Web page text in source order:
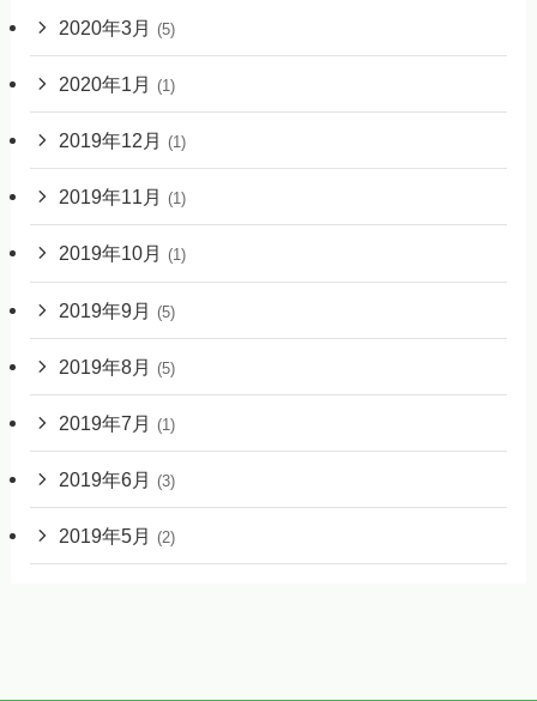
2020年3月 (5)
2020年1月 (1)
2019年12月 (1)
2019年11月 (1)
2019年10月 (1)
2019年9月 (5)
2019年8月 (5)
2019年7月 (1)
2019年6月 (3)
2019年5月 (2)